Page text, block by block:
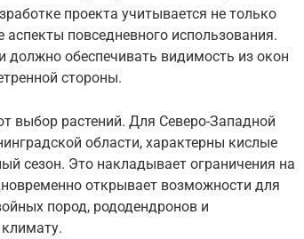
проекта учитывается не только
повседневного использования.
обеспечивать видимость из окон
стороны.
выбор растений. Для Северо-Западной
области, характерны кислые
сезон. Это накладывает ограничения на
открывает возможности для
пород, рододендронов и